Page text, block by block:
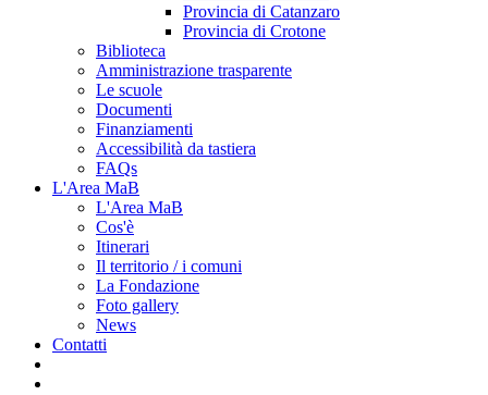
Provincia di Catanzaro
Provincia di Crotone
Biblioteca
Amministrazione trasparente
Le scuole
Documenti
Finanziamenti
Accessibilità da tastiera
FAQs
L'Area MaB
L'Area MaB
Cos'è
Itinerari
Il territorio / i comuni
La Fondazione
Foto gallery
News
Contatti